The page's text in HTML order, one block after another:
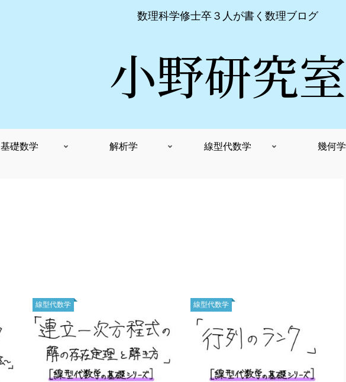
数理科学修士卒３人が書く数理ブログ
小野研究室
基礎数学 解析学 線型代数学 幾何学
線型代数学 線型代数学